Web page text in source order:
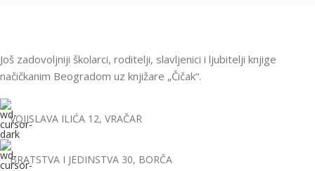
Još zadovoljniji školarci, roditelji, slavljenici i ljubitelji knjige
načičkanim Beogradom uz knjižare „Čičak“.
VOJISLAVA ILIĆA 12, VRAČAR
BRATSTVA I JEDINSTVA 30, BORČA